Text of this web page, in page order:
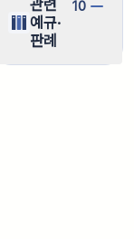
관련
예규·
판례
10